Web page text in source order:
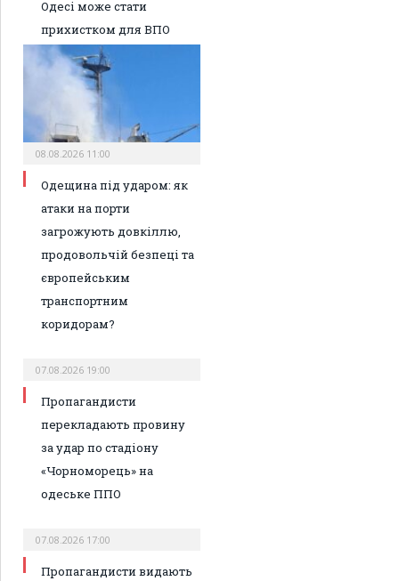
Одесі може стати
прихистком для ВПО
08.08.2026 11:00
Одещина під ударом: як
атаки на порти
загрожують довкіллю,
продовольчій безпеці та
європейським
транспортним
коридорам?
07.08.2026 19:00
Пропагандисти
перекладають провину
за удар по стадіону
«Чорноморець» на
одеське ППО
07.08.2026 17:00
Пропагандисти видають